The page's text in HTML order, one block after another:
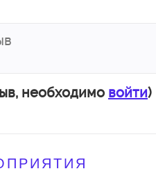
необходимо войти)